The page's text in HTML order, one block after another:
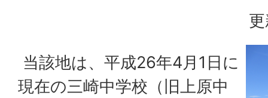
当該地は、平成26年4月1日に
現在の三崎中学校（旧上原中